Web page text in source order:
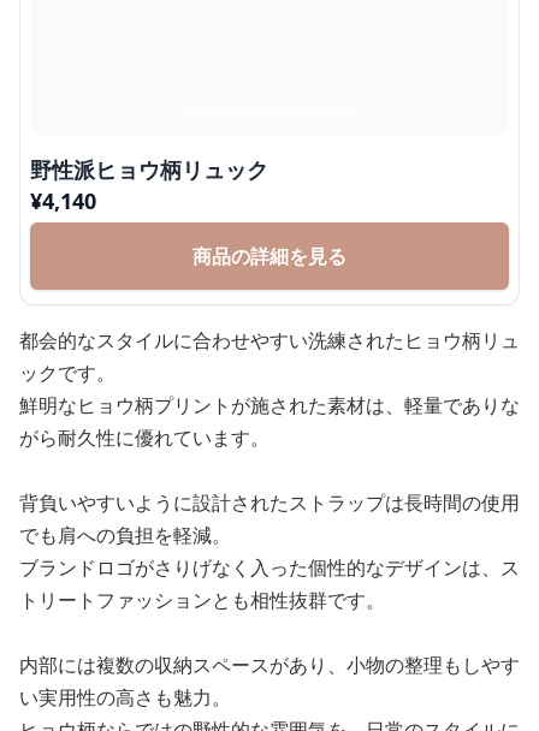
野性派ヒョウ柄リュック
¥4,140
商品の詳細を見る
都会的なスタイルに合わせやすい洗練されたヒョウ柄リュ
ックです。
鮮明なヒョウ柄プリントが施された素材は、軽量でありな
がら耐久性に優れています。
背負いやすいように設計されたストラップは長時間の使用
でも肩への負担を軽減。
ブランドロゴがさりげなく入った個性的なデザインは、ス
トリートファッションとも相性抜群です。
内部には複数の収納スペースがあり、小物の整理もしやす
い実用性の高さも魅力。